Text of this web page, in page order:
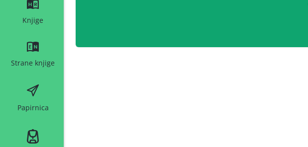
Knjige
Strane knjige
Papirnica